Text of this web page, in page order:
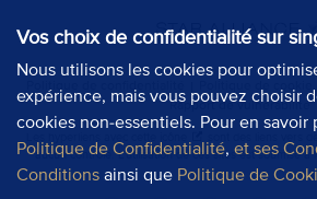
Vos choix de confidentialité sur
Nous utilisons les cookies pour
expérience, mais vous pouvez choisir
cookies non-essentiels. Pour en
Politique de Confidentialité, et ses
Conditions ainsi que Politique de